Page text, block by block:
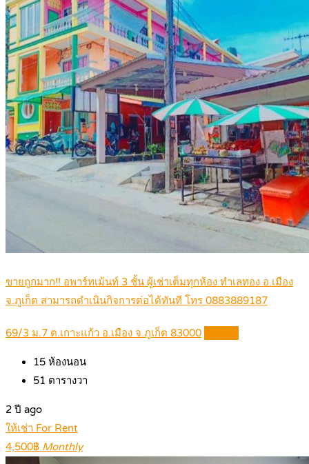
ขายถูกมาก!! อพาร์ทเม้นท์ 3 ชั้น ผู้เช่าเต็มทุกห้อง ทำเลทอง อ.เมือง
จ.ภูเก็ต สามารถดำเนินกิจการต่อได้ทันที โทร 0883889187
69/3 ม.7 ต.เกาะแก้ว อ.เมือง จ.ภูเก็ต 83000
15 ห้องนอน
51 ตารางวา
2 ปี ago
ให้เช่า For Rent
4,500฿ Monthly